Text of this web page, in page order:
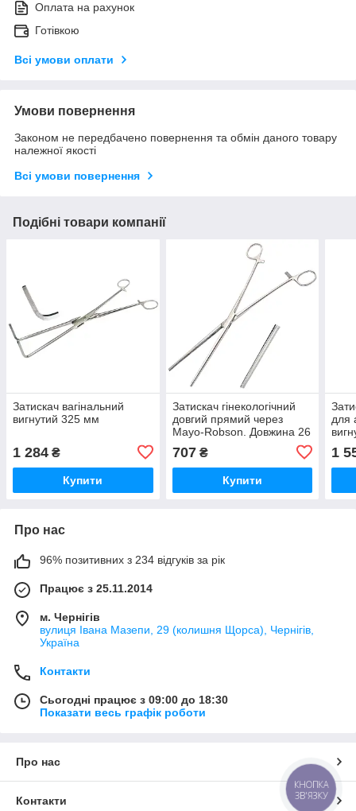
Оплата на рахунок
Готівкою
Всі умови оплати
Умови повернення
Законом не передбачено повернення та обмін даного товару
належної якості
Всі умови повернення
Подібні товари компанії
Затискач вагінальний
вигнутий 325 мм
1 284 ₴
Купити
Затискач гінекологічний
довгий прямий через
Mayo-Robson. Довжина 26
707₴
Купити
для
1
Про нас
96% позитивних з 234 відгуків за рік
Працює з 25.11.2014
м. Чернігів
вулиця Івана Мазепи, 29 (колишня Щорса), Чернігів,
Україна
Контакти
Сьогодні працює з 09:00 до 18:30
Показати весь графік роботи
Про нас
Контакти
КНОПКА
ЗВ'ЯЗКУ